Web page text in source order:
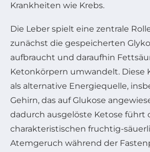
Krankheiten wie Krebs.
Die Leber spielt eine zentrale
zunächst die gespeicherten
aufbraucht und daraufhin
Ketonkörpern umwandelt. Diese
als alternative Energiequelle,
Gehirn, das auf Glukose
dadurch ausgelöste Ketose führt
charakteristischen fruchtig-
Atemgeruch während der